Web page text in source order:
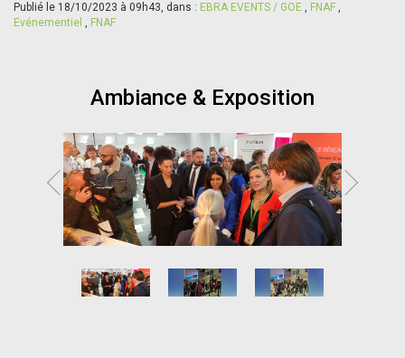
Publié le 18/10/2023 à 09h43, dans : EBRA EVENTS / GOE , FNAF ,
Evénementiel , FNAF
Ambiance & Exposition